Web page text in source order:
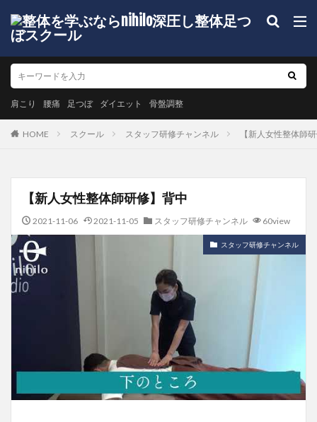
肩こり 腰痛 足つぼ ダイエット 骨盤調整
HOME スクール スタッフ研修チャンネル 【新人女性整体師
【新人女性整体師研修】背中
2021-11-06 2021-11-05 スタッフ研修チャンネル 60view
スタッフ研修チャンネル